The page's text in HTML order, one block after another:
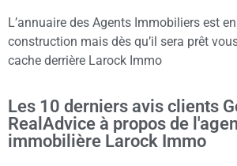
L’annuaire des Agents Immobiliers est
construction mais dès qu’il sera prêt
cache derrière Larock Immo
Les 10 derniers avis clients
RealAdvice à propos de
immobilière Larock Immo